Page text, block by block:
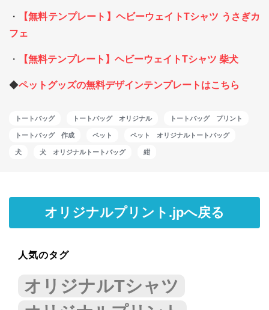
・
【無料テンプレート】ヘビーウェイトTシャツ うさぎカ
フェ
・ 【無料テンプレート】ヘビーウェイトTシャツ 柴犬
◆ペットグッズの無料デザインテンプレートはこちら
トートバッグ トートバッグ オリジナル トートバッグ プリント
トートバッグ 作成 ペット ペット オリジナルトートバッグ
犬 犬 オリジナルトートバッグ 紺
オリジナルプリント.jpへ戻る
人気のタグ
オリジナルTシャツ